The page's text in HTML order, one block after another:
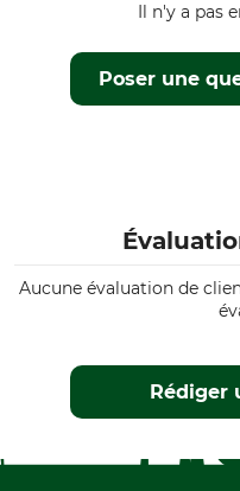
Poser une
Il n'y a pas
Aucune évaluation de
Rédiger